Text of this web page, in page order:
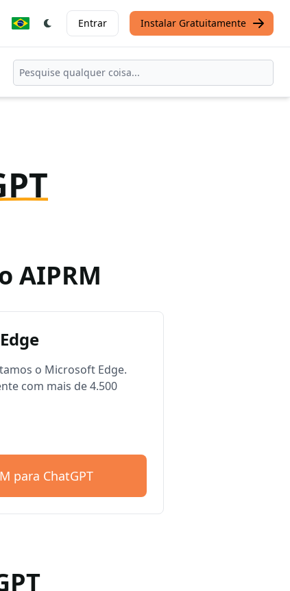
Entrar Instalar Gratuitamente
AIPRM
o Microsoft Edge.
com mais de 4.500
para ChatGPT